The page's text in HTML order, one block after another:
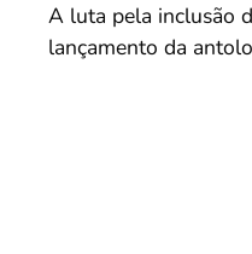
A luta pela inclusão
lançamento da